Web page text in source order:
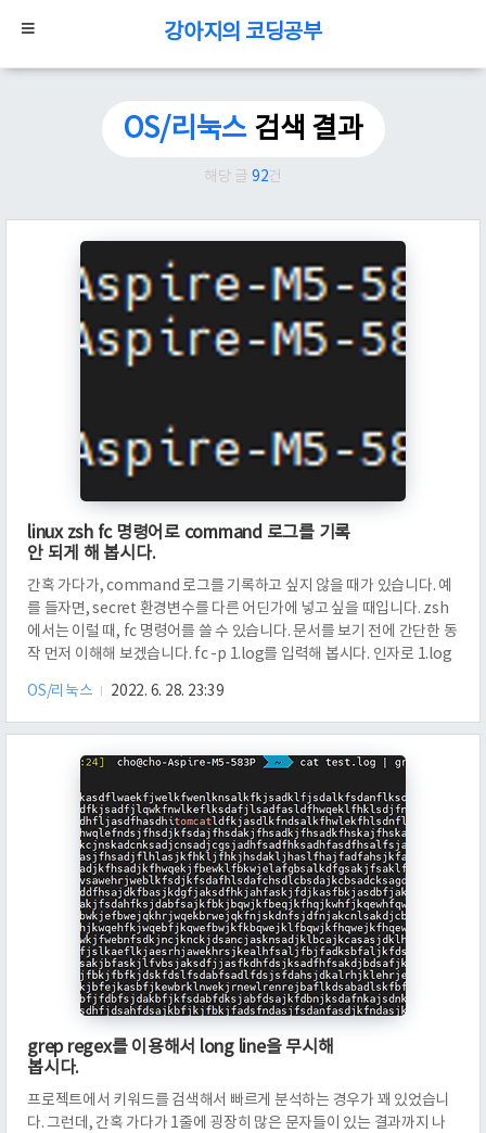
강아지의 코딩공부
OS/리눅스 검색 결과
해당 글 92건
linux zsh fc 명령어로 command 로그를 기록
안 되게 해 봅시다.
간혹 가다가, command 로그를 기록하고 싶지 않을 때가 있습니다. 예
를 들자면, secret 환경변수를 다른 어딘가에 넣고 싶을 때입니다. zsh
에서는 이럴 때, fc 명령어를 쓸 수 있습니다. 문서를 보기 전에 간단한 동
작 먼저 이해해 보겠습니다. fc -p 1.log를 입력해 봅시다. 인자로 1.log
나타남을 알 수 있어요. 이제, fc -P 명령을 입력한 다음에 1.log를 보겠
습니다. 그러면, 1.log에 echo $HISTFILE과 fc -P가 저장되었음을 알
동할까요? fc -p 명령어를 수행한 다음에 echo $HISTFILE을 입력..
OS/리눅스 2022. 6. 28. 23:39
grep regex를 이용해서 long line을 무시해
봅시다.
프로젝트에서 키워드를 검색해서 빠르게 분석하는 경우가 꽤 있었습니
다. 그런데, 간혹 가다가 1줄에 굉장히 많은 문자들이 있는 결과까지 나